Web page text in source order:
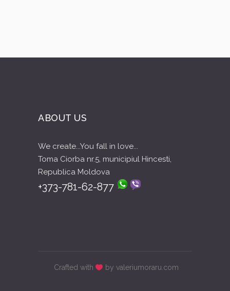
ABOUT US
We create...You fall in love...
Toma Ciorba nr.5, municipiul Hincesti,
Republica Moldova
+373-781-62-877
Crafted with by valeriumoraru.com